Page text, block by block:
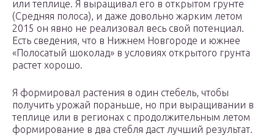
или теплице. Я выращивал его в открытом грунте
(Средняя полоса), и даже довольно жарким летом
2015 он явно не реализовал весь свой потенциал.
Есть сведения, что в Нижнем Новгороде и южнее
«Полосатый шоколад» в условиях открытого грунта
растет хорошо.
Я формировал растения в один стебель, чтобы
получить урожай пораньше, но при выращивании в
теплице или в регионах с продолжительным летом
формирование в два стебля даст лучший результат.